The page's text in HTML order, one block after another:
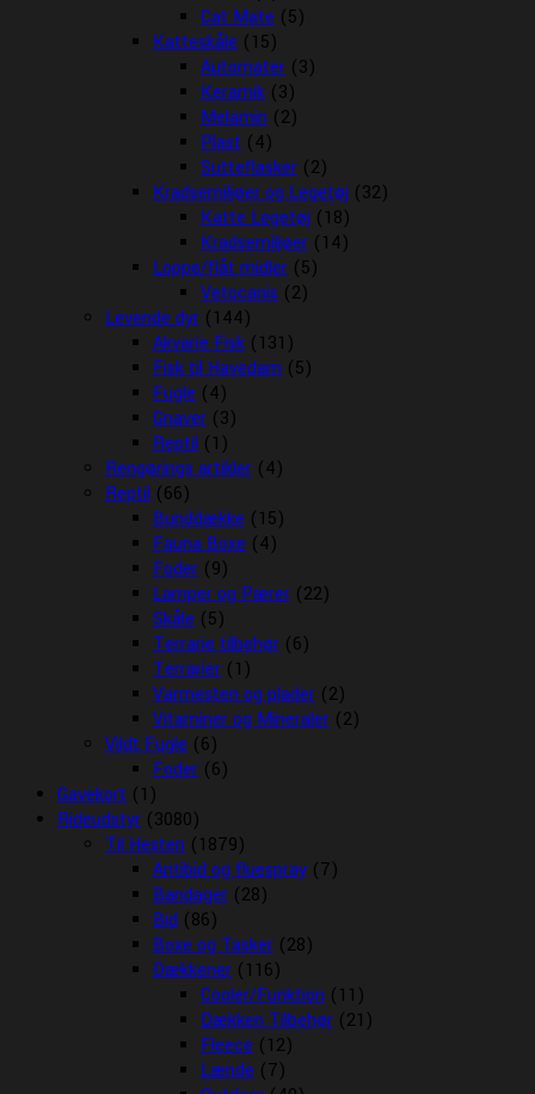
Cat Mate (5)
Katteskåle (15)
Automater (3)
Keramik (3)
Melamin (2)
Plast (4)
Sutteflasker (2)
Kradsemiljøer og Legetøj (32)
Katte Legetøj (18)
Kradsemiljøer (14)
Loppe/flåt midler (5)
Vetocanis (2)
Levende dyr (144)
Akvarie Fisk (131)
Fisk til Havedam (5)
Fugle (4)
Gnaver (3)
Reptil (1)
Rengørings artikler (4)
Reptil (66)
Bunddække (15)
Fauna Boxe (4)
Foder (9)
Lamper og Pærer (22)
Skåle (5)
Terrarie tilbehør (6)
Terrarier (1)
Varmesten og plader (2)
Vitaminer og Mineraler (2)
Vildt Fugle (6)
Foder (6)
Gavekort (1)
Rideudstyr (3080)
Til Hesten (1879)
Antibid og fluespray (7)
Bandager (28)
Bid (86)
Boxe og Tasker (28)
Dækkener (116)
Cooler/Funktion (11)
Dækken Tilbehør (21)
Fleece (12)
Lænde (7)